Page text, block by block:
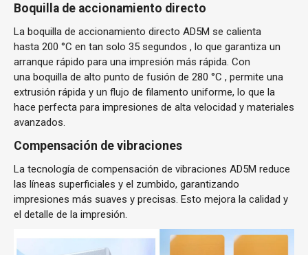
Boquilla de accionamiento directo
La boquilla de accionamiento directo AD5M se calienta
hasta 200 °C en tan solo 35 segundos , lo que garantiza un
arranque rápido para una impresión más rápida. Con
una boquilla de alto punto de fusión de 280 °C , permite una
extrusión rápida y un flujo de filamento uniforme, lo que la
hace perfecta para impresiones de alta velocidad y materiales
avanzados.
Compensación de vibraciones
La tecnología de compensación de vibraciones AD5M reduce
las líneas superficiales y el zumbido, garantizando
impresiones más suaves y precisas. Esto mejora la calidad y
el detalle de la impresión.